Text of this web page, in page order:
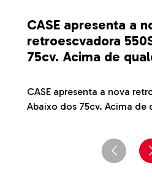
CASE apresenta a
retroescvadora
75cv. Acima de
CASE apresenta a nova
Abaixo dos 75cv. Acima